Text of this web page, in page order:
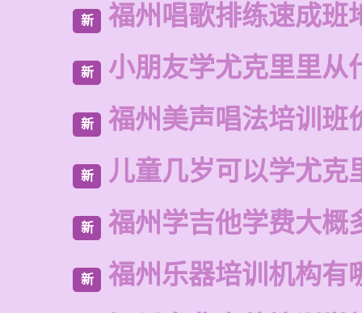
新 福州唱歌排练速成班
新 小朋友学尤克里里从
新 福州美声唱法培训班
新 儿童几岁可以学尤克
新 福州学吉他学费大概
新 福州乐器培训机构有